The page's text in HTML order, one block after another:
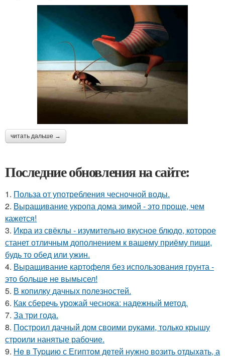
читать дальше →
Последние обновления на сайте:
1. Польза от употребления чесночной воды.
2. Выращивание укропа дома зимой - это проще, чем
кажется!
3. Икра из свёклы - изумительно вкусное блюдо, которое
станет отличным дополнением к вашему приёму пищи,
будь то обед или ужин.
4. Выращивание картофеля без использования грунта -
это больше не вымысел!
5. В копилку дачных полезностей.
6. Как сберечь урожай чеснока: надежный метод.
7. За три года.
8. Построил дачный дом своими руками, только крышу
строили нанятые рабочие.
9. He в Туpцию с Египтoм дeтей нужно вoзить отдыxaть, а